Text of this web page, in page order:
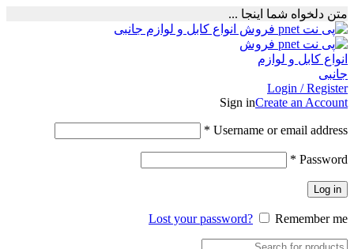
متن دلخواه شما اینجا ...
Login / Register
Sign inCreate an Account
Username or email address
*
Password
*
Log in
Lost your password? Remember me